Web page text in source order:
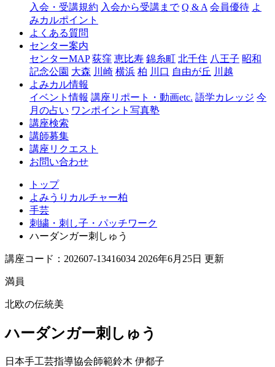
ャ
入会・受講規約 入会から受講まで Q & A 会員優待 よ
みカルポイント
よくある質問
センター案内
センターMAP 荻窪 恵比寿 錦糸町 北千住 八王子 昭和
記念公園 大森 川崎 横浜 柏 川口 自由が丘 川越
よみカル情報
イベント情報 講座リポート・動画etc. 語学カレッジ 今
月の占い ワンポイント写真塾
講座検索
講師募集
講座リクエスト
お問い合わせ
トップ
よみうりカルチャー柏
手芸
刺繍・刺し子・パッチワーク
ハーダンガー刺しゅう
講座コード：202607-13416034 2026年6月25日 更新
満員
北欧の伝統美
ハーダンガー刺しゅう
日本手工芸指導協会師範鈴木 伊都子